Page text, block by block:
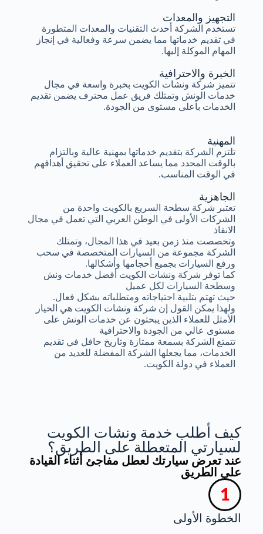
الخبرة والاحترافية
تتميز شركة ونشات الكويت بخبرة واسعة في مجال
خدمات الونش وتمتلك فريق عمل محترف يضمن تقديم
الخدمات بأعلى مستوى من الجودة.
التجهيز والمعدات
تستخدم الشركة أحدث التقنيات والمعدات المتطورة
في تقديم خدماتها مما يضمن سرعة وفعالية في إنجاز
المهام الموكلة إليها.
المهنية
تلتزم الشركة بتقديم خدماتها بمهنية عالية وبالتزام
بالوقت المحدد مما يساعد العملاء على تحقيق أهدافهم
في الوقت المناسب.
الجاهزية
تعتبر شركة سطحة السريع بالكويت واحدة من
الشركات الأولى في الوطن العربي التي تعمل في مجال
الانقاذ
وتخصصت منذ زمن بعيد في هذا المجال، وتمتلك
الشركة مجموعة من السيارات المتخصصة في سحب
ورفع السيارات بجميع أحجامها وأشكالها.
كما توفر شركة ونشات الكويت أفضل خدمات ونش
وسطحة السيارات لكل عميل
حيث تهتم بتلبية احتياجاته ومتطلباته بشكل فعال.
ولهذا يمكن القول إن شركة ونشات الكويت هي الخيار
الأمثل للعملاء الذين يبحثون عن خدمات الونش على
مستوى عالي من الجودة والاحترافية
تتمتع الشركة بسمعة ممتازة وتاريخ حافل في تقديم
الخدمات، مما يجعلها الشركة المفضلة للعديد من
العملاء في دولة الكويت.
كيف أطلب خدمة ونشات الكويت
لسيارتي المتعطلة على الطريق؟
عند تعرض سيارتك لعطل مفاجئ أثناء القيادة
على الطريق
الخطوة الأولى